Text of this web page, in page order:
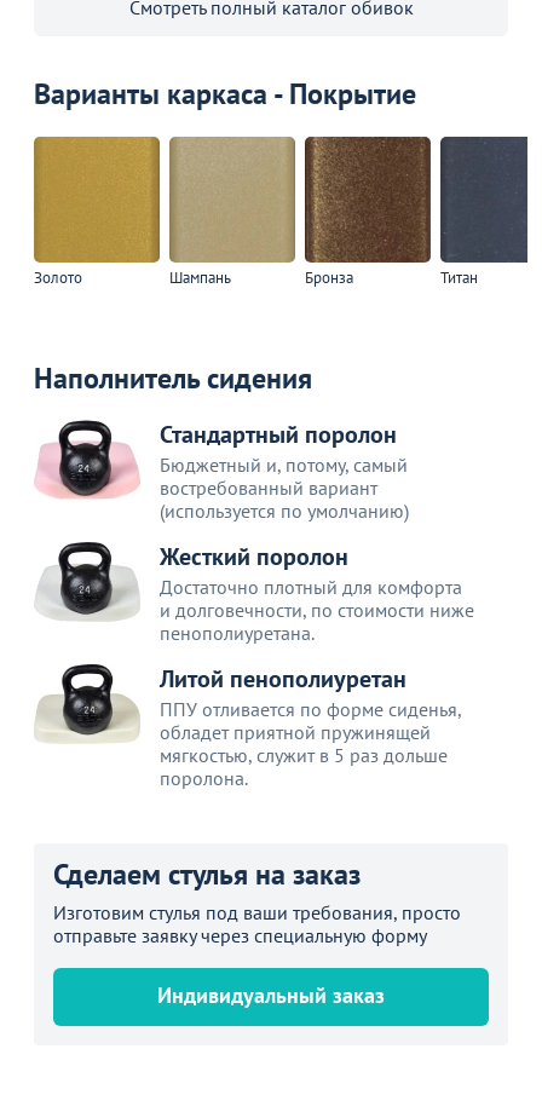
Смотреть полный каталог обивок
Варианты каркаса - Покрытие
Золото Шампань Бронза Титан
Наполнитель сидения
Стандартный поролон
Бюджетный и, потому, самый
востребованный вариант
(используется по умолчанию)
Жесткий поролон
Достаточно плотный для комфорта
и долговечности, по стоимости ниже
пенополиуретана.
Литой пенополиуретан
ППУ отливается по форме сиденья,
обладет приятной пружинящей
мягкостью, служит в 5 раз дольше
поролона.
Сделаем стулья на заказ
Изготовим стулья под ваши требования, просто
отправьте заявку через специальную форму
Индивидуальный заказ